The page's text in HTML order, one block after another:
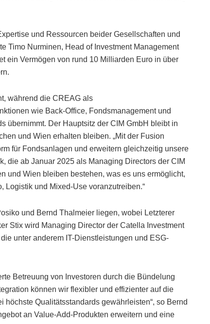
und Ressourcen beider Gesellschaften und
Timo Nurminen, Head of Investment Management
ein Vermögen von rund 10 Milliarden Euro in über
während die CREAG als
wie Back-Office, Fondsmanagement und
übernimmt. Der Hauptsitz der CIM GmbH bleibt in
und Wien erhalten bleiben. „Mit der Fusion
für Fondsanlagen und erweitern gleichzeitig unsere
die ab Januar 2025 als Managing Directors der CIM
und Wien bleiben bestehen, was es uns ermöglicht,
und Mixed-Use voranzutreiben.“
und Bernd Thalmeier liegen, wobei Letzterer
Stix wird Managing Director der Catella Investment
unter anderem IT-Dienstleistungen und ESG-
Betreuung von Investoren durch die Bündelung
können wir flexibler und effizienter auf die
Qualitätsstandards gewährleisten“, so Bernd
an Value-Add-Produkten erweitern und eine